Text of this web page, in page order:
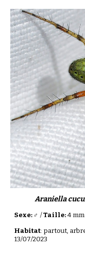
Araniella
Sexe: ♂/Taille:4 mm
Habitat: partout,
13/07/2023